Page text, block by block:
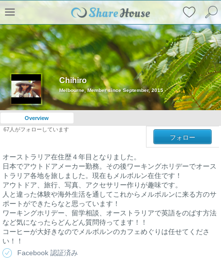
Chihiro
Melbourne, Member since September, 2015
Overview
67 人がフォローしています
フォロー
オーストラリア在住歴４年目となりました。
日本でアウトドアメーカー勤務。その後ワーキングホリデーでオース
トラリア各地を旅しました。現在もメルボルン在住です！
アウトドア、旅行、写真、アクセサリー作りが趣味です。
人と違った体験や海外生活を通してこれからメルボルンに来る方のサ
ポートができたらなと思っています！
ワーキングホリデー、留学相談、オーストラリアで英語をのばす方法
など気になったらどんどん質問待ってます！！
コーヒーが大好きなのでメルボルンのカフェめぐりは任せてくださ
い！！
Facebook 認証済み